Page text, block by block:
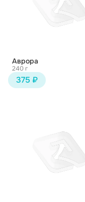
Аврора
240 г
375 ₽